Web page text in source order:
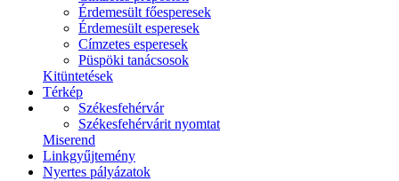
Érdemesült főesperesek
Érdemesült esperesek
Címzetes esperesek
Püspöki tanácsosok
Kitüntetések
Térkép
Székesfehérvár
Székesfehérvárit nyomtat
Miserend
Linkgyűjtemény
Nyertes pályázatok